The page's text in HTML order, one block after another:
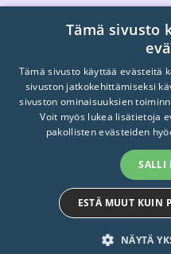
Laskutustiedot
Tietosuojaseloste
Turvallisemman tilan
© 2026 STTK.
Tämä sivusto
Tämä sivusto käyttää evästeitä
sivuston jatkokehittämiseksi
sivuston ominaisuuksien
Voit myös lukea lisätietoja
pakollisten evästeiden
SALLI
ESTÄ MUUT KUIN
NÄYTÄ